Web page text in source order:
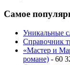
Самое
Уникальные
Справочник
«Мастер и
романе) - 60